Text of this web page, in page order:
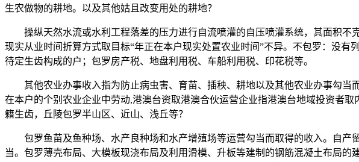
生农做物的耕地。以及其他姑且改变用处的耕地？
操纵天然水流或水利工程落差的压力进行自流喷灌的自压喷灌系统，其面积不
现实从业时间折算方式取目标“年正在本户现实处置农业时间”不异。不包罗：没
待定生齿构成的户；包罗房产税、地盘利用税、车船利用税、印花税等。
其他农业办事收入指为防止病虫害、育苗、插秧、耕地以及其他农业办事勾当
在本户的个别农业企业中劳动,港澳台资取港澳合伙运营企业指港澳台地域投资者
籍生齿，丘陵包罗半山区、近山、浅丘等？
包罗鱼苗及鱼种场、水产良种场和水产增殖场等运营勾当而取得的收入。自产
当。包罗薄壳布局、大模板现浇布局及利用滑模、升板等建制的钢筋混凝土布局